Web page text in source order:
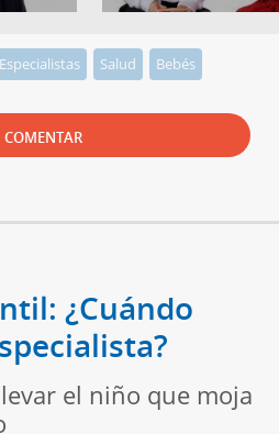
Especialistas Salud Bebés
COMENTAR
¿Cuándo
el niño que moja